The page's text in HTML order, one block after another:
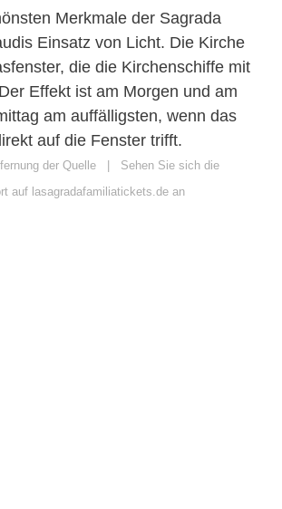
Merkmale der Sagrada
Einsatz von Licht. Die Kirche
die die Kirchenschiffe mit
Effekt ist am Morgen und am
am auffälligsten, wenn das
auf die Fenster trifft.
der Quelle
Sehen Sie sich die
auf lasagradafamiliatickets.de an